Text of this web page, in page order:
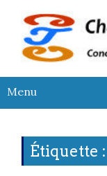
content
Menu
Étiquette :